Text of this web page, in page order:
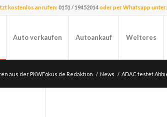
kostenlos anrufen:0151 / 19452014oder per Whatsapp unter:
Auto verkaufen Autoankauf Weiteres
aus der PKWFokus.de Redaktion / News / ADAC testet